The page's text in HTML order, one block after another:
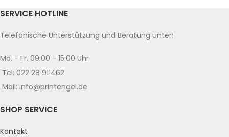
SERVICE HOTLINE
Telefonische Unterstützung und Beratung unter:
Mo. - Fr. 09:00 - 15:00 Uhr
Tel: 022 28 911462
Mail: info@printengel.de
SHOP SERVICE
Kontakt